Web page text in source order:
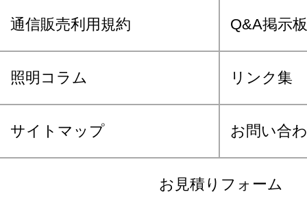
通信販売利用規約 Q&A掲示板
照明コラム リンク集
サイトマップ お問い合
お見積りフォーム